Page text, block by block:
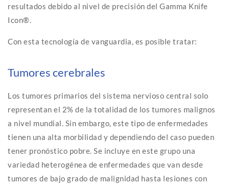
resultados debido al nivel de precisión del Gamma Knife
Icon®.
Con esta tecnología de vanguardia, es posible tratar:
Tumores cerebrales
Los tumores primarios del sistema nervioso central solo
representan el 2% de la totalidad de los tumores malignos
a nivel mundial. Sin embargo, este tipo de enfermedades
tienen una alta morbilidad y dependiendo del caso pueden
tener pronóstico pobre. Se incluye en este grupo una
variedad heterogénea de enfermedades que van desde
tumores de bajo grado de malignidad hasta lesiones con